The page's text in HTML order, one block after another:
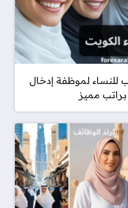
للنساء لموظفة إدخال
مميز